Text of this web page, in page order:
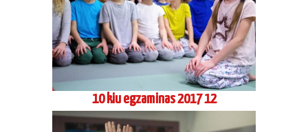
10 kiu egzaminas 2017 12